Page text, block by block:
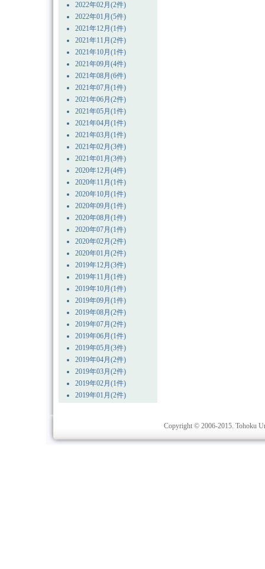
2022年02月(2件)
2022年01月(5件)
2021年12月(1件)
2021年11月(2件)
2021年10月(1件)
2021年09月(4件)
2021年08月(6件)
2021年07月(1件)
2021年06月(2件)
2021年05月(1件)
2021年04月(1件)
2021年03月(1件)
2021年02月(3件)
2021年01月(3件)
2020年12月(4件)
2020年11月(1件)
2020年10月(1件)
2020年09月(1件)
2020年08月(1件)
2020年07月(1件)
2020年02月(2件)
2020年01月(2件)
2019年12月(3件)
2019年11月(1件)
2019年10月(1件)
2019年09月(1件)
2019年08月(2件)
2019年07月(2件)
2019年06月(1件)
2019年05月(3件)
2019年04月(2件)
2019年03月(2件)
2019年02月(1件)
2019年01月(2件)
Copyright © 2006-2015. Tohoku